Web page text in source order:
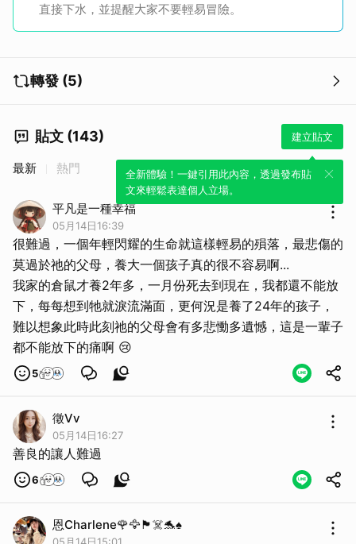
直接下水，並提醒大家不要輕易冒險。
轉發 (5)
貼文 (143) 建立貼文
全新體驗！一鍵引用此內容，透過發布貼
文來輕鬆表達個人立場。
最新 熱門
平凡是一種幸福
05月14日16:39
很難過，一個年輕閃耀的生命就這樣輕易的殞落，最悲傷的
莫過於祂的父母，養大一個孩子真的很不容易啊...
我家的倉鼠才養2年多，一月份死去到現在，我都還不能放
下，每每想到牠就淚流滿面，更何況是養了24年的孩子，
難以想象此時此刻祂的父母會有多悲慟多遺憾，這是一輩子
都不能放下的痛啊 😢
5
徵Vv
05月14日16:27
善良的讓人難過
6
恩Charlene🌹🦅🏴‍☠️🐬♠️
05月14日15:01